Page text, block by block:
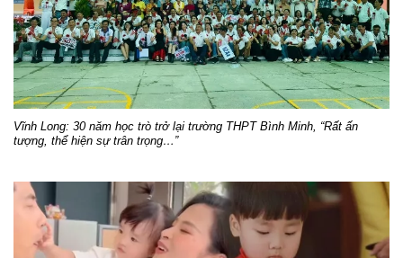
Vĩnh Long: 30 năm học trò trở lại trường THPT Bình Minh, “Rất ấn
tượng, thể hiện sự trân trọng…”